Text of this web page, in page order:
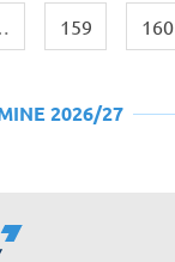
159 160
2026/27